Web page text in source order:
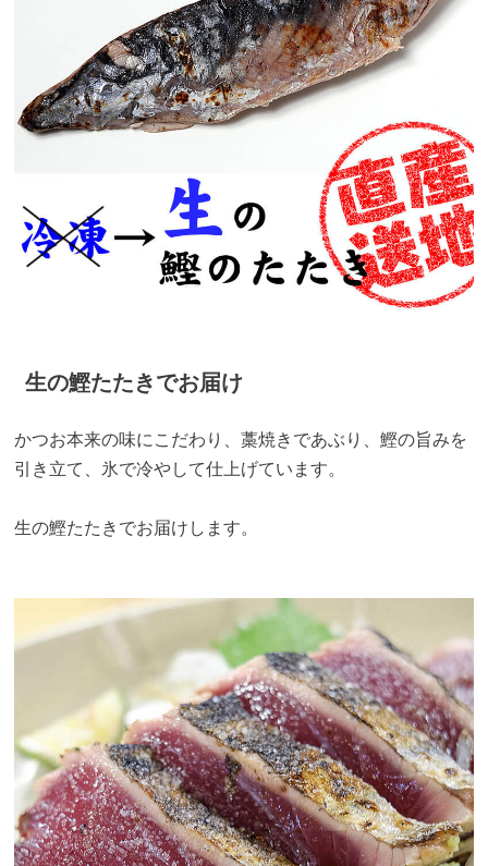
生の鰹たたきでお届け
かつお本来の味にこだわり、藁焼きであぶり、鰹の旨みを
引き立て、氷で冷やして仕上げています。
生の鰹たたきでお届けします。